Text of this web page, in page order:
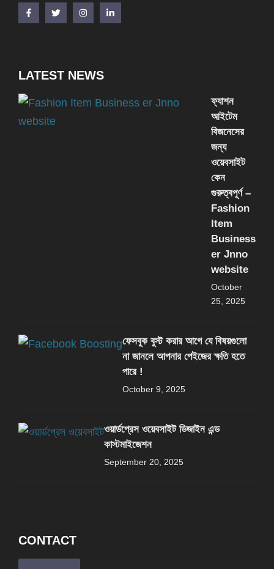
LATEST NEWS
ফ্যাশন
আইটেম
বিজনেসের
জন্য
ওয়েবসাইট
কেন
গুরুত্বপূর্ণ –
Fashion
Item
Business
er Jnno
website
October
25, 2025
ফেসবুক বুস্ট করার আগে যে বিষয়গুলো
না জানলে আপনার পেইজের ক্ষতি হতে
পারে !
October 9, 2025
ওয়ার্ডপ্রেস ওয়েবসাইট ডিজাইন এন্ড
কাস্টমাইজেশন
September 20, 2025
CONTACT